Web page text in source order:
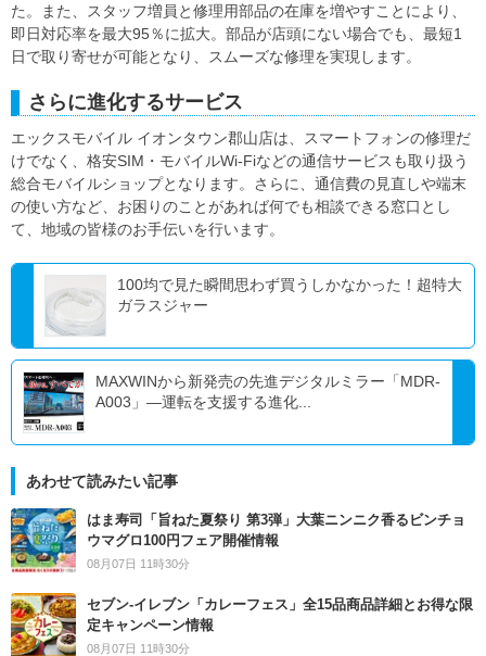
た。また、スタッフ増員と修理用部品の在庫を増やすことにより、
即日対応率を最大95％に拡大。部品が店頭にない場合でも、最短1
日で取り寄せが可能となり、スムーズな修理を実現します。
さらに進化するサービス
エックスモバイル イオンタウン郡山店は、スマートフォンの修理だ
けでなく、格安SIM・モバイルWi-Fiなどの通信サービスも取り扱う
総合モバイルショップとなります。さらに、通信費の見直しや端末
の使い方など、お困りのことがあれば何でも相談できる窓口とし
て、地域の皆様のお手伝いを行います。
100均で見た瞬間思わず買うしかなかった！超特大
ガラスジャー
MAXWINから新発売の先進デジタルミラー「MDR-
A003」―運転を支援する進化...
あわせて読みたい記事
はま寿司「旨ねた夏祭り 第3弾」大葉ニンニク香るビンチョ
ウマグロ100円フェア開催情報
08月07日 11時30分
セブン‐イレブン「カレーフェス」全15品商品詳細とお得な限
定キャンペーン情報
08月07日 11時30分